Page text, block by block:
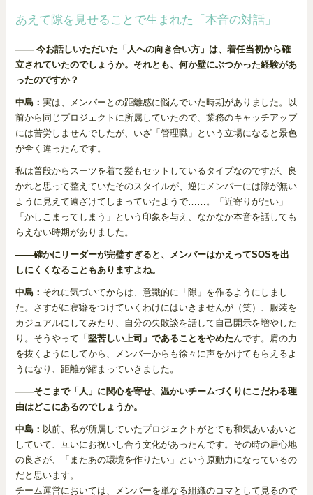
あえて隙を見せることで生まれた「本音の対話」
―― 今お話しいただいた「人への向き合い方」は、着任当初から確
立されていたのでしょうか。それとも、何か壁にぶつかった経験があ
ったのですか？
中島： 実は、メンバーとの距離感に悩んでいた時期がありました。以
前から同じプロジェクトに所属していたので、業務のキャッチアップ
には苦労しませんでしたが、いざ「管理職」という立場になると景色
が全く違ったんです。
私は普段からスーツを着て髪もセットしているタイプなのですが、良
かれと思って整えていたそのスタイルが、逆にメンバーには隙が無い
ように見えて遠ざけてしまっていたようで……。「近寄りがたい」
「かしこまってしまう」という印象を与え、なかなか本音を話しても
らえない時期がありました。
――確かにリーダーが完璧すぎると、メンバーはかえってSOSを出
しにくくなることもありますよね。
中島： それに気づいてからは、意識的に「隙」を作るようにしまし
た。さすがに寝癖をつけていくわけにはいきませんが（笑）、服装を
カジュアルにしてみたり、自分の失敗談を話して自己開示を増やした
り。そうやって 「堅苦しい上司」であることをやめたんです。肩の力
を抜くようにしてから、メンバーからも徐々に声をかけてもらえるよ
うになり、距離が縮まっていきました。
――そこまで「人」に関心を寄せ、温かいチームづくりにこだわる理
由はどこにあるのでしょうか。
中島： 以前、私が所属していたプロジェクトがとても和気あいあいと
していて、互いにお祝いし合う文化があったんです。その時の居心地
の良さが、「またあの環境を作りたい」という原動力になっているの
だと思います。
チーム運営においては、メンバーを単なる組織のコマとして見るので